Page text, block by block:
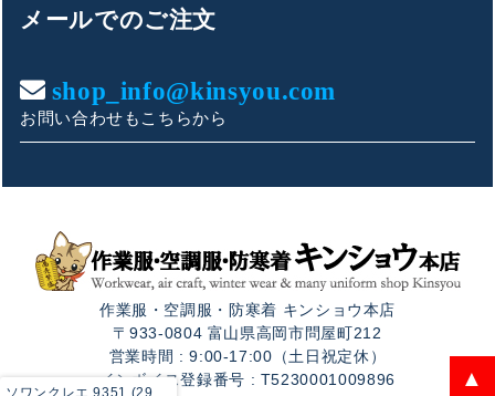
こんにちは！
お買い物やお問い合わせ相談のサポートをさせていただい
ご質問内容をお選びください。
🦺 購入前によくあるご質問
🛒 購入後によくあるご質問
❓ その他のご質問
メールでのご注文
shop_info@kinsyou.com
お問い合わせもこちらから
作業服・空調服・防寒着 キンショウ本店
〒933-0804 富山県高岡市問屋町212
営業時間 : 9:00-17:00（土日祝定休）
インボイス登録番号 : T5230001009896
▲